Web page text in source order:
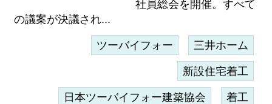
社員総会を開催。すべて
の議案が決議され...
ツーバイフォー 三井ホーム
新設住宅着工
日本ツーバイフォー建築協会 着工